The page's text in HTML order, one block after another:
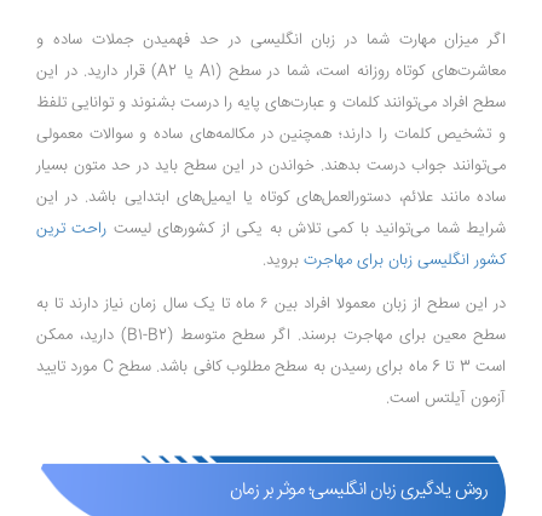
اگر میزان مهارت شما در زبان انگلیسی در حد فهمیدن جملات ساده و
معاشرت‌های کوتاه روزانه است، شما در سطح (A1 یا A2) قرار دارید. در این
سطح افراد می‌توانند کلمات و عبارت‌های پایه را درست بشنوند و توانایی تلفظ
و تشخیص کلمات را دارند؛ همچنین در مکالمه‌های ساده و سوالات معمولی
می‌توانند جواب درست بدهند. خواندن در این سطح باید در حد متون بسیار
ساده مانند علائم، دستورالعمل‌های کوتاه یا ایمیل‌های ابتدایی باشد. در این
شرایط شما می‌توانید با کمی تلاش به یکی از کشورهای لیست راحت ترین
کشور انگلیسی زبان برای مهاجرت بروید.
در این سطح از زبان معمولا افراد بین ۶ ماه تا یک سال زمان نیاز دارند تا به
سطح معین برای مهاجرت برسند. اگر سطح متوسط (B1-B2) دارید، ممکن
است 3 تا 6 ماه برای رسیدن به سطح مطلوب کافی باشد. سطح C مورد تایید
آزمون آیلتس است.
روش یادگیری زبان انگلیسی؛ موثر بر زمان